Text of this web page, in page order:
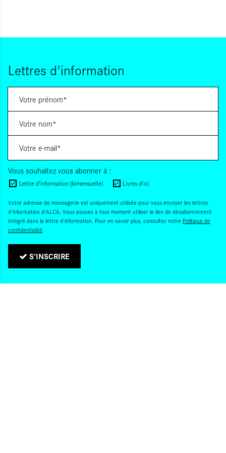
Lettres d'information
Vous souhaitez vous abonner à :
Lettre d'information (bimensuelle) Livres d'ici
Votre adresse de messagerie est uniquement utilisée pour vous envoyer les lettres
d'information d'ALCA. Vous pouvez à tout moment utiliser le lien de désabonnement
intégré dans la lettre d'information. Pour en savoir plus, consultez notre Politique de
confidentialité.
S'INSCRIRE